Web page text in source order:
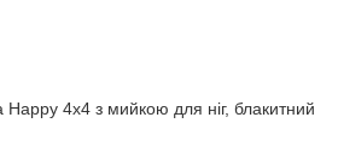
4х4 з мийкою для ніг, блакитний